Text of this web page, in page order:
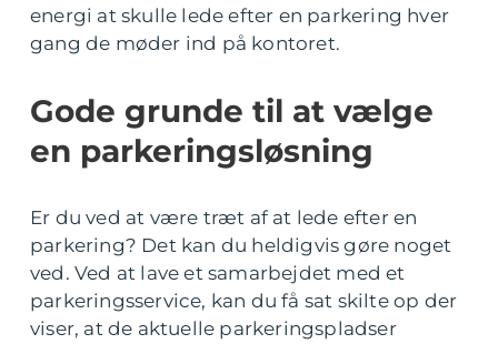
energi at skulle lede efter en parkering hver
gang de møder ind på kontoret.
Gode grunde til at vælge
en parkeringsløsning
Er du ved at være træt af at lede efter en
parkering? Det kan du heldigvis gøre noget
ved. Ved at lave et samarbejdet med et
parkeringsservice, kan du få sat skilte op der
viser, at de aktuelle parkeringspladser